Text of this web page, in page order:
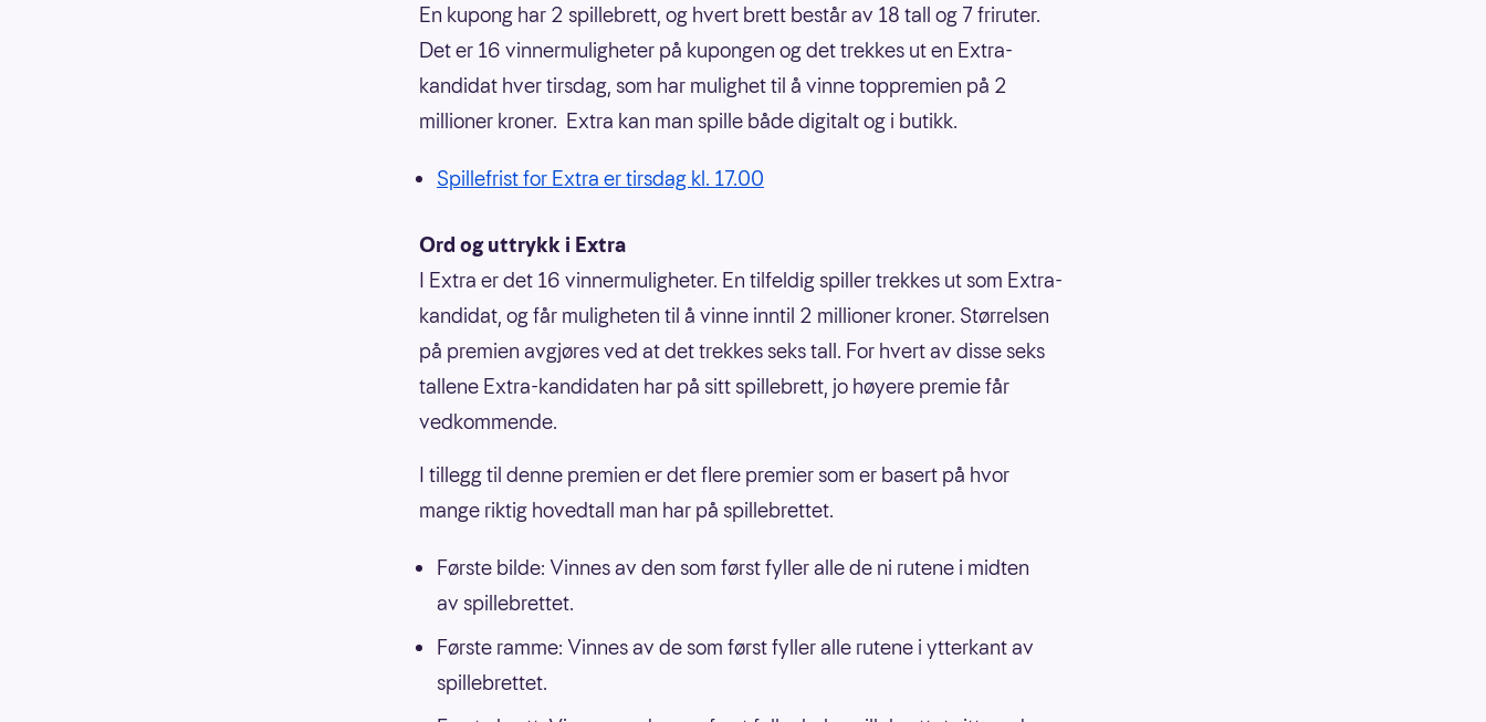
En kupong har 2 spillebrett, og hvert brett består av 18 tall og 7 friruter.
Det er 16 vinnermuligheter på kupongen og det trekkes ut en Extra-
kandidat hver tirsdag, som har mulighet til å vinne toppremien på 2
millioner kroner. Extra kan man spille både digitalt og i butikk.
Spillefrist for Extra er tirsdag kl. 17.00
Ord og uttrykk i Extra
I Extra er det 16 vinnermuligheter. En tilfeldig spiller trekkes ut som Extra-
kandidat, og får muligheten til å vinne inntil 2 millioner kroner. Størrelsen
på premien avgjøres ved at det trekkes seks tall. For hvert av disse seks
tallene Extra-kandidaten har på sitt spillebrett, jo høyere premie får
vedkommende.
I tillegg til denne premien er det flere premier som er basert på hvor
mange riktig hovedtall man har på spillebrettet.
Første bilde: Vinnes av den som først fyller alle de ni rutene i midten
av spillebrettet.
Første ramme: Vinnes av de som først fyller alle rutene i ytterkant av
spillebrettet.